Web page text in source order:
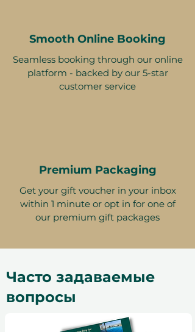
Smooth Online Booking
Seamless booking through our online
platform - backed by our 5-star
customer service
Premium Packaging
Get your gift voucher in your inbox
within 1 minute or opt in for one of
our premium gift packages
Часто задаваемые
вопросы